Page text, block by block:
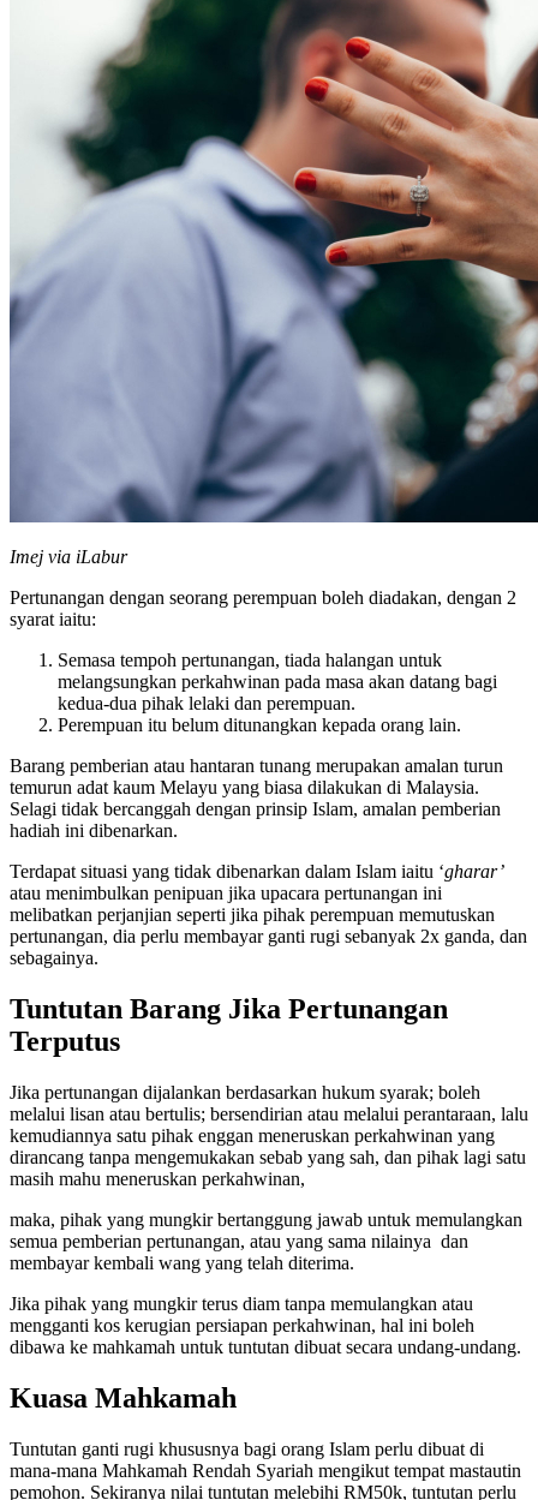
Imej via iLabur
Pertunangan dengan seorang perempuan boleh diadakan, dengan 2
syarat iaitu:
Semasa tempoh pertunangan, tiada halangan untuk
melangsungkan perkahwinan pada masa akan datang bagi
kedua-dua pihak lelaki dan perempuan.
Perempuan itu belum ditunangkan kepada orang lain.
Barang pemberian atau hantaran tunang merupakan amalan turun
temurun adat kaum Melayu yang biasa dilakukan di Malaysia.
Selagi tidak bercanggah dengan prinsip Islam, amalan pemberian
hadiah ini dibenarkan.
Terdapat situasi yang tidak dibenarkan dalam Islam iaitu ‘gharar’
atau menimbulkan penipuan jika upacara pertunangan ini
melibatkan perjanjian seperti jika pihak perempuan memutuskan
pertunangan, dia perlu membayar ganti rugi sebanyak 2x ganda, dan
sebagainya.
Tuntutan Barang Jika Pertunangan
Terputus
Jika pertunangan dijalankan berdasarkan hukum syarak; boleh
melalui lisan atau bertulis; bersendirian atau melalui perantaraan, lalu
kemudiannya satu pihak enggan meneruskan perkahwinan yang
dirancang tanpa mengemukakan sebab yang sah, dan pihak lagi satu
masih mahu meneruskan perkahwinan,
maka, pihak yang mungkir bertanggung jawab untuk memulangkan
semua pemberian pertunangan, atau yang sama nilainya dan
membayar kembali wang yang telah diterima.
Jika pihak yang mungkir terus diam tanpa memulangkan atau
mengganti kos kerugian persiapan perkahwinan, hal ini boleh
dibawa ke mahkamah untuk tuntutan dibuat secara undang-undang.
Kuasa Mahkamah
Tuntutan ganti rugi khususnya bagi orang Islam perlu dibuat di
mana-mana Mahkamah Rendah Syariah mengikut tempat mastautin
pemohon. Sekiranya nilai tuntutan melebihi RM50k, tuntutan perlu